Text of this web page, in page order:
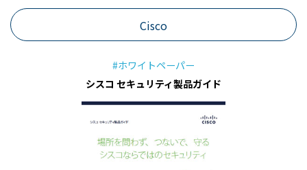
Cisco
#ホワイトペーパー
シスコ セキュリティ製品ガイド